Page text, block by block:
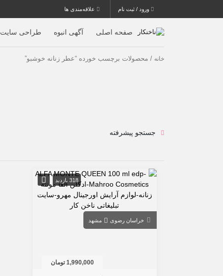
ورود / ثبت نام علاقه‌مندی ها
صفحه اصلی آگهی انبوه طراحی سایت
خانه / محصولات برچسب خورده “عطر زنانه خوشبو”
جستجو پیشرفته
318 بازدید
خراسان رضوی مشهد
1,990,000 تومان